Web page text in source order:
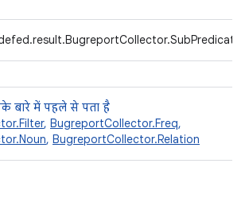
बारे में पहले से पता है
, BugreportCollector.Freq,
, BugreportCollector.Relation